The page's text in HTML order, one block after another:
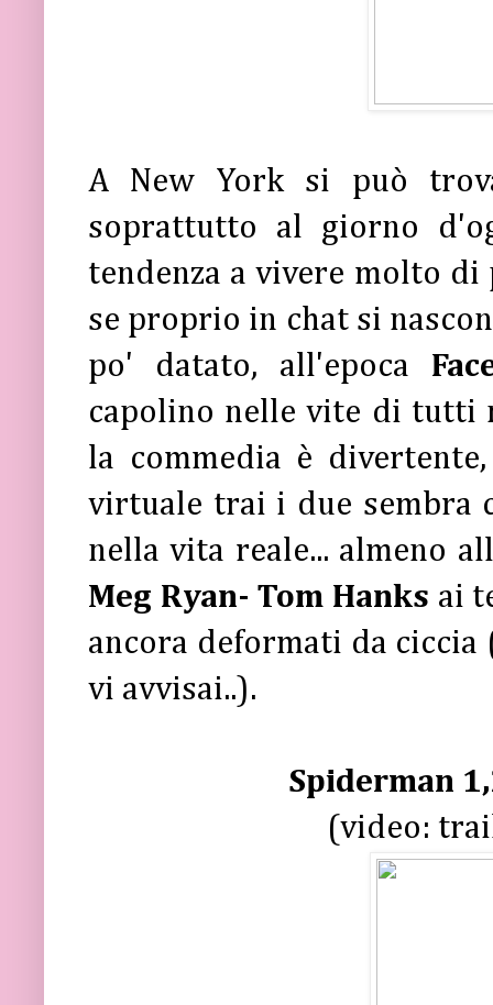
A New York si può
soprattutto al giorno
tendenza a vivere molto
se proprio in chat si
po' datato, all'epoca
capolino nelle vite di tutti
la commedia è
virtuale trai i due sembra
nella vita reale... almeno
Meg Ryan- Tom Hanks ai
ancora deformati da ciccia
vi avvisai..).
Spiderman
(video: